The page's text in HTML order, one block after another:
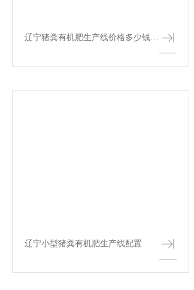
辽宁小型猪粪有机肥生产线配置